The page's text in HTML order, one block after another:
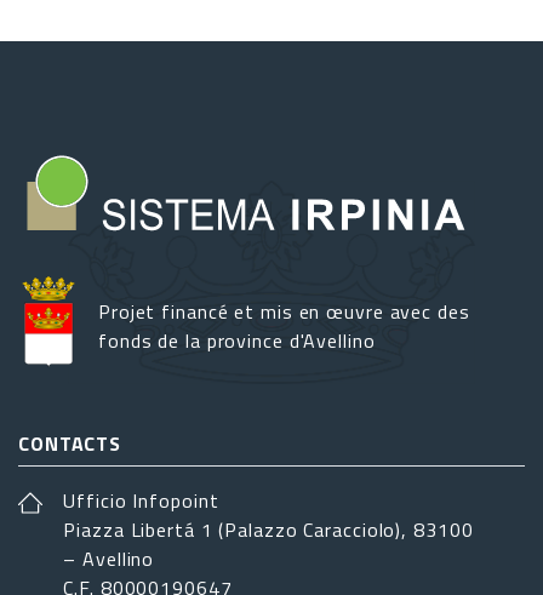
Projet financé et mis en œuvre avec des
fonds de la province d'Avellino
CONTACTS
Ufficio Infopoint
Piazza Libertá 1 (Palazzo Caracciolo), 83100
– Avellino
C.F. 80000190647